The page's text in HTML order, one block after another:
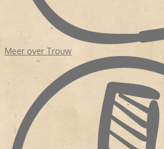
NIEUW KOERS
Het duurde tot 1998 dat het dagblad een
met een journalistieke achtergrond, Frits
leiding werd de krant opgedeeld in 'een
achtergrond 'De Verdieping'. Exter had
wist wat er speelde. In 2007 nam
Frits Exter over. Evenals Exter kwam ook
Hij was redacteur geweest vanDe
wetenschapsredacteur bij
Trouw.
een tijd correspondent in Brussel. De
nieuwe bijlage De Verdieping te leiden.
Meer over Trouw